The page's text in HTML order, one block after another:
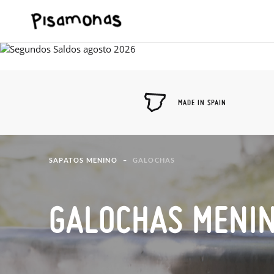
MADE IN SPAIN
SAPATOS MENINO GALOCHAS
GALOCHAS